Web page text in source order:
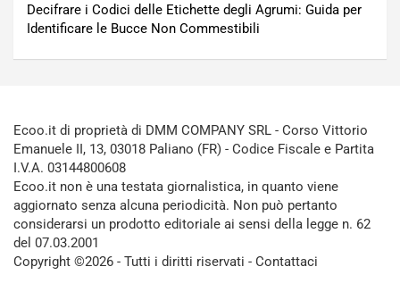
Decifrare i Codici delle Etichette degli Agrumi: Guida per
Identificare le Bucce Non Commestibili
Ecoo.it di proprietà di DMM COMPANY SRL - Corso Vittorio
Emanuele II, 13, 03018 Paliano (FR) - Codice Fiscale e Partita
I.V.A. 03144800608
Ecoo.it non è una testata giornalistica, in quanto viene
aggiornato senza alcuna periodicità. Non può pertanto
considerarsi un prodotto editoriale ai sensi della legge n. 62
del 07.03.2001
Copyright ©2026 - Tutti i diritti riservati - Contattaci